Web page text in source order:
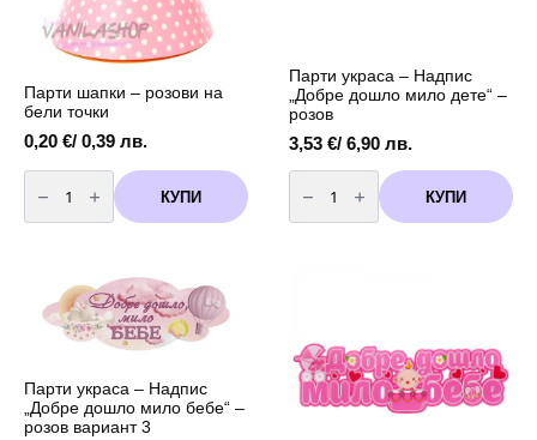
Парти шапки – розови на
бели точки
0,20 €/ 0,39 лв.
количество
за
Парти
шапки
точки
КУПИ
Парти украса – Надпис
„Добре дошло мило дете“ –
розов
3,53 €/ 6,90 лв.
количество
за
Парти
украса
розов
КУПИ
Парти украса – Надпис
„Добре дошло мило бебе“ –
розов вариант 3